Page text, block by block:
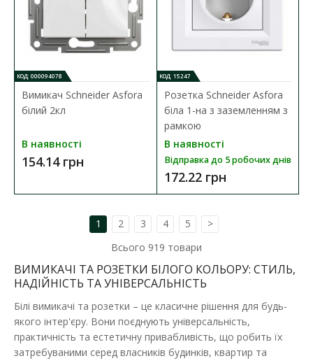
Вимикач EL-BI VEGA білий 2-кл
Наявність: В наявності
Розетки і вимикачі EL-BI серії VEGA ідеально підходять для
будь-якого типу приміщень. Електрофурніту..
КОД: 000094078
Вимикач Schneider Asfora
білий 2кл
В наявності
154.14 грн
КОД: 15247
Розетка Schneider Asfora
біла 1-на з заземленням з
рамкою
В наявності
Відправка до 5 робочих днів
172.22 грн
1 2 3 4 5
>
Всього 919 товари
ВИМИКАЧІ ТА РОЗЕТКИ БІЛОГО КОЛЬОРУ: СТИЛЬ,
НАДІЙНІСТЬ ТА УНІВЕРСАЛЬНІСТЬ
Білі вимикачі та розетки – це класичне рішення для будь-
якого інтер'єру. Вони поєднують універсальність,
практичність та естетичну привабливість, що робить їх
затребуваними серед власників будинків, квартир та